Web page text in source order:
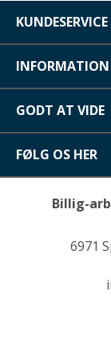
KUNDESERVICE
INFORMATION
GODT AT VIDE
FØLG OS HER
Billig-
6971